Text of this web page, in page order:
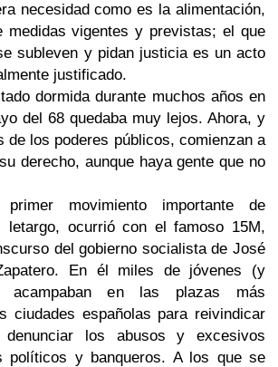
necesidad como es la alimentación,
medidas vigentes y previstas; el que
subleven y pidan justicia es un acto
justificado.
dormida durante muchos años en
del 68 quedaba muy lejos. Ahora, y
de los poderes públicos, comienzan a
derecho, aunque haya gente que no
movimiento importante de
letargo, ocurrió con el famoso 15M,
del gobierno socialista de José
En él miles de jóvenes (y
acampaban en las plazas más
ciudades españolas para reivindicar
los abusos y excesivos
políticos y banqueros. A los que se